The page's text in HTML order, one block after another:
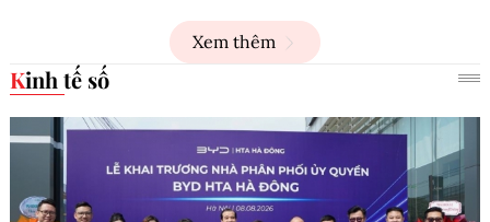
Xem thêm
Kinh tế số